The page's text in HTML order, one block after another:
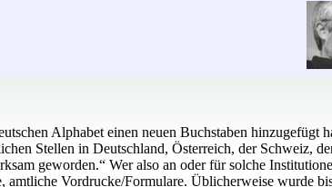
Alphabet einen neuen Buchstaben hinzugefügt
Stellen in Deutschland, Österreich, der Schweiz,
geworden.“ Wer also an oder für solche
Vordrucke/Formulare. Üblicherweise wurde